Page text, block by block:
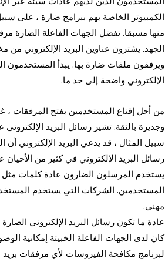
الكمبيوتر الخاصة بهم ببرامج ضارة ، على
منها مسبقا. تفضل الجهات الفاعلة الضارة
الجهد. يشترون عناوين البريد الإلكتروني من
ويرفقون ملفات ضارة بها. يبدأ المستخدمون
الإلكتروني واضحة إلى حد ما.
من أجل إقناع المستخدمين بفتح المرفقات ،
وجديرة بالثقة. تشير رسائل البريد
سبيل المثال ، قد يدعي البريد الإلكتروني
رسائل البريد الإلكتروني في كثير من
يستخدم المرسلون الضارون عادة كلمات مثل
المستخدمين. الشركات التي يستخدم
مهني.
عادة ما تكون رسائل البريد الإلكتروني
كان لدى الجهات الفاعلة الخبيثة إمكانية
لبرنامج مكافحة الفيروسات لأي مرفقات